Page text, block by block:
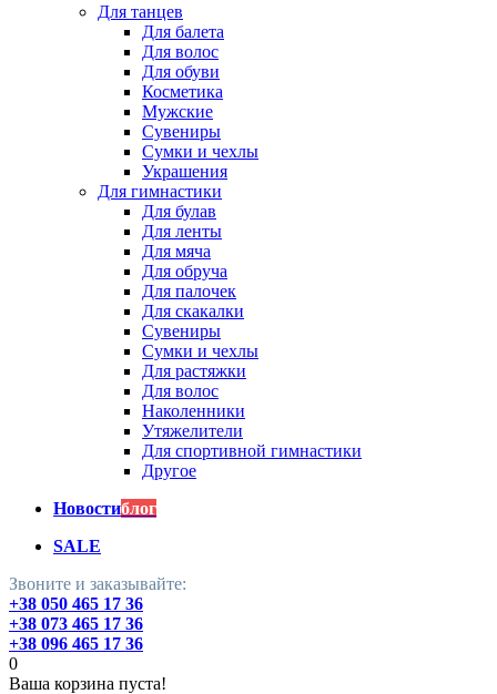
Для танцев
Для балета
Для волос
Для обуви
Косметика
Мужские
Сувениры
Сумки и чехлы
Украшения
Для гимнастики
Для булав
Для ленты
Для мяча
Для обруча
Для палочек
Для скакалки
Сувениры
Сумки и чехлы
Для растяжки
Для волос
Наколенники
Утяжелители
Для спортивной гимнастики
Другое
Новостиблог
SALE
Звоните и заказывайте:
+38 050 465 17 36
+38 073 465 17 36
+38 096 465 17 36
0
Ваша корзина пуста!